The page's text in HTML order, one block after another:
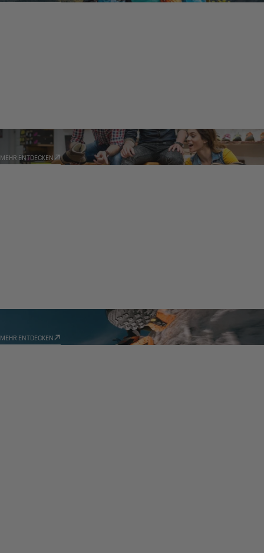
HÄNDLER
MEHR ENTDECKEN
TECHNOLOGIEN
MEHR ENTDECKEN